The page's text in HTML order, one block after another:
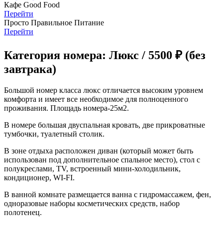
Кафе Good Food
Перейти
Просто Правильное Питание
Перейти
Категория номера: Люкс / 5500 ₽ (без
завтрака)
Большой номер класса люкс отличается высоким уровнем
комфорта и имеет все необходимое для полноценного
проживания. Площадь номера-25м2.
В номере большая двуспальная кровать, две прикроватные
тумбочки, туалетный столик.
В зоне отдыха расположен диван (который может быть
использован под дополнительное спальное место), стол с
полукреслами, TV, встроенный мини-холодильник,
кондиционер, WI-FI.
В ванной комнате размещается ванна с гидромассажем, фен,
одноразовые наборы косметических средств, набор
полотенец.